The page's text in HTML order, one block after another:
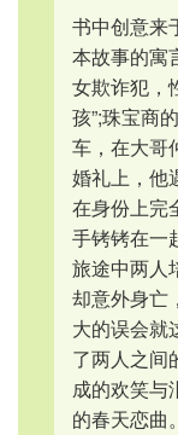
书中创意来
本故事的寓
女欺诈犯，
孩”;珠宝商
车，在大哥
婚礼上，他
在身份上完
手铐铐在一
旅途中两人
却意外身亡
大的误会就
了两人之间
成的欢笑与
的春天恋曲。